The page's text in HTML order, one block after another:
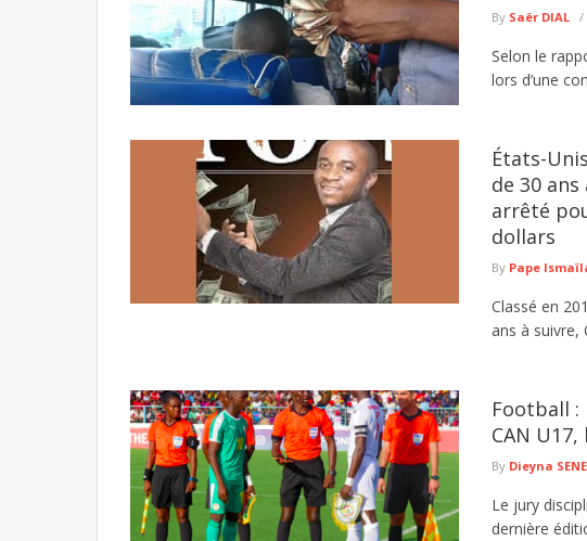
By Saër DIAL
Selon le
lors d’une
États-
de 30
arrêté
dollars
By Pape
Classé en
ans à suivre,
Football :
CAN
By Dieyna SENE
Le jury
dernière